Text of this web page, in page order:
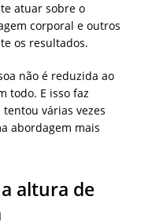
atuar sobre o
corporal e outros
os resultados.
não é reduzida ao
todo. E isso faz
várias vezes
abordagem mais
altura de